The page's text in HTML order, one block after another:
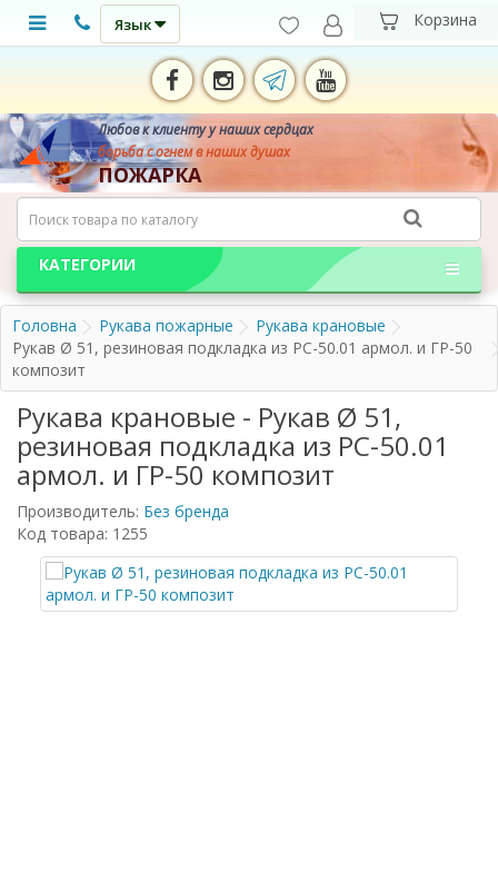
Язык
Любов к клиенту у наших сердцах
борьба с огнем в наших душах
ПОЖАРКА
КАТЕГОРИИ
Головна Рукава пожарные
Рукава крановые
Рукав Ø 51, резиновая подкладка из РС-50.01 армол. и ГР-50
композит
Рукава крановые - Рукав Ø 51,
резиновая подкладка из РС-50.01
армол. и ГР-50 композит
Производитель: Без бренда
Код товара: 1255